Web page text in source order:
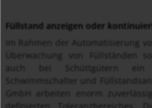
Füllstand anzeigen oder
Im Rahmen der Automatisierung
Überwachung von Füllständen
auch bei Schüttgütern ein
Schwimmschalter und
GmbH arbeiten enorm